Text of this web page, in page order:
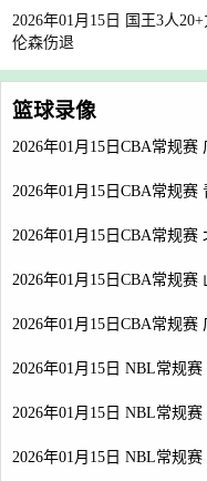
2026年01月15日 国王3人
伦森伤退
篮球录像
2026年01月15日CBA常规
2026年01月15日CBA常规
2026年01月15日CBA常规
2026年01月15日CBA常规
2026年01月15日CBA常规
2026年01月15日 NBL常规
2026年01月15日 NBL常规
2026年01月15日 NBL常规